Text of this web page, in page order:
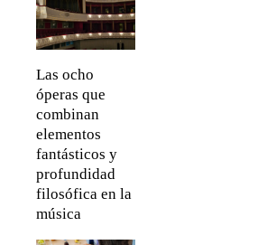
Las ocho
óperas que
combinan
elementos
fantásticos y
profundidad
filosófica en la
música